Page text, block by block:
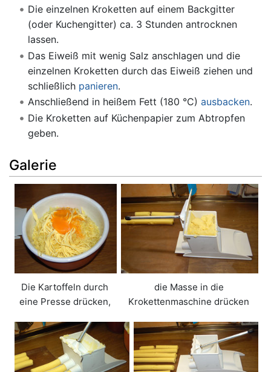
Die einzelnen Kroketten auf einem Backgitter
(oder Kuchengitter) ca. 3 Stunden antrocknen
lassen.
Das Eiweiß mit wenig Salz anschlagen und die
einzelnen Kroketten durch das Eiweiß ziehen und
schließlich panieren.
Anschließend in heißem Fett (180 °C) ausbacken.
Die Kroketten auf Küchenpapier zum Abtropfen
geben.
Galerie
Die Kartoffeln durch
eine Presse drücken,
die Masse in die
Krokettenmaschine drücken